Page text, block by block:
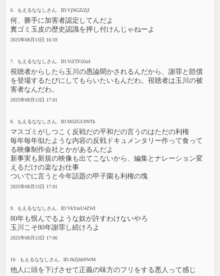
6. もえるななしさん. ID:VjNGZiZjI
何、勝手に加害者認定してんだよ
糞ゴミ玉皮の歴史認識を押し付けんじゃねーよ
2025年08月13日 16:59
7. もえるななしさん. ID:ViZTFlZmI
視聴者からしたら玉川の愚論聞かされるんだから、謝罪と賠償
を登場するたびにしてもらいたいもんだわ。視聴者は玉川の被
害者なんだわ。
2025年08月13日 17:01
8. もえるななしさん. ID:M5ZGU0NTk
マスゴミがしつこく反戦だの平和だの言うのはただの利権
毎年毎年似たような内容の反戦ドキュメンタリー作って食って
る映像制作会社とかがあるんだよ
新事実も新規の映像も出てこないから、編集とナレーション変
えるだけの楽なお仕事
ついでに言うと今年話題の甲子園も利権の塊
2025年08月13日 17:01
9. もえるななしさん. ID:VkYmU4ZWI
80年も恨んでるような奴が許すわけないやろ
玉川こそ80年謝罪し続けろよ
2025年08月13日 17:06
10. もえるななしさん. ID:JhZjhhNWM
他人に頭を下げさせて正義の味方のフリをする悪人って感じ